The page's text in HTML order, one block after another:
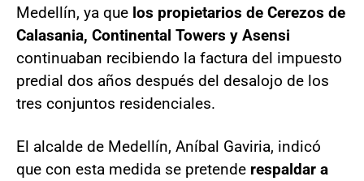
Medellín, ya que los propietarios de Cerezos de
Calasania, Continental Towers y Asensi
continuaban recibiendo la factura del impuesto
predial dos años después del desalojo de los
tres conjuntos residenciales.
El alcalde de Medellín, Aníbal Gaviria, indicó
que con esta medida se pretende respaldar a